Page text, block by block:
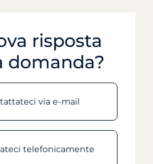
risposta
domanda?
via e-mail
telefonicamente